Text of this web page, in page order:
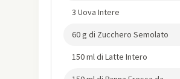
3 Uova Intere
60 g di Zucchero Semolato
150 ml di Latte Intero